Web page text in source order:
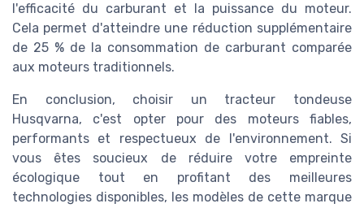
l'efficacité du carburant et la puissance du moteur.
Cela permet d'atteindre une réduction supplémentaire
de 25 % de la consommation de carburant comparée
aux moteurs traditionnels.
En conclusion, choisir un tracteur tondeuse
Husqvarna, c'est opter pour des moteurs fiables,
performants et respectueux de l'environnement. Si
vous êtes soucieux de réduire votre empreinte
écologique tout en profitant des meilleures
technologies disponibles, les modèles de cette marque